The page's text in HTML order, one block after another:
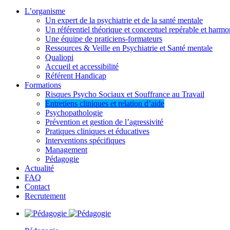
L’organisme
Un expert de la psychiatrie et de la santé mentale
Un référentiel théorique et conceptuel repérable et
Une équipe de praticiens-formateurs
Ressources & Veille en Psychiatrie et Santé mentale
Qualiopi
Accueil et accessibilité
Référent Handicap
Formations
Risques Psycho Sociaux et Souffrance au Travail
Entretiens cliniques et relation d’aide
Psychopathologie
Prévention et gestion de l’agressivité
Pratiques cliniques et éducatives
Interventions spécifiques
Management
Pédagogie
Actualité
FAQ
Contact
Recrutement